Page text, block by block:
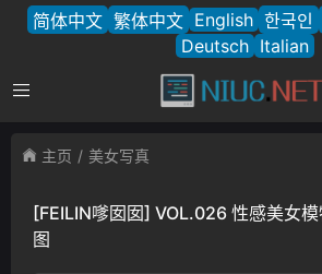
简体中文 繁体中文 English 한국인
Deutsch Italian
主页 美女写真
[FEILIN嗲囡囡] VOL.026 性感美女
图